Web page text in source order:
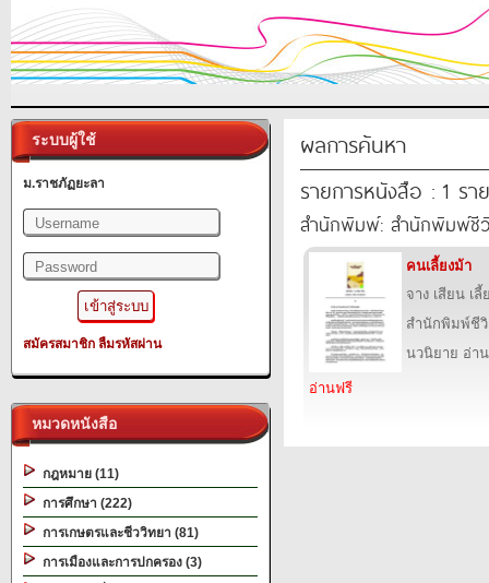
ระบบผู้ใช้
ม.ราชภัฏยะลา
สมัครสมาชิก ลืมรหัสผ่าน
หมวดหนังสือ
กฎหมาย (11)
การศึกษา (222)
การเกษตรและชีววิทยา (81)
การเมืองและการปกครอง (3)
ผลการค้นหา
รายการหนังสือ : 1 รา
สำนักพิมพ์: สำนักพิมพ์ชี
คนเลี้ยงม้า
จาง เสียน เลี้
สำนักพิมพ์ชี
นวนิยาย อ่า
อ่านฟรี